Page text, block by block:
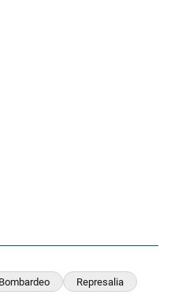
Bombardeo Represalia